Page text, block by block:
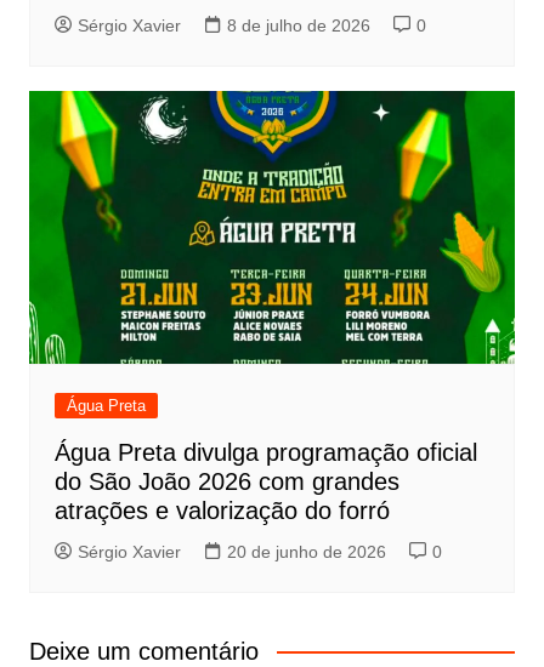
Sérgio Xavier 8 de julho de 2026 0
Água Preta
Água Preta divulga programação oficial
do São João 2026 com grandes
atrações e valorização do forró
Sérgio Xavier 20 de junho de 2026 0
Deixe um comentário